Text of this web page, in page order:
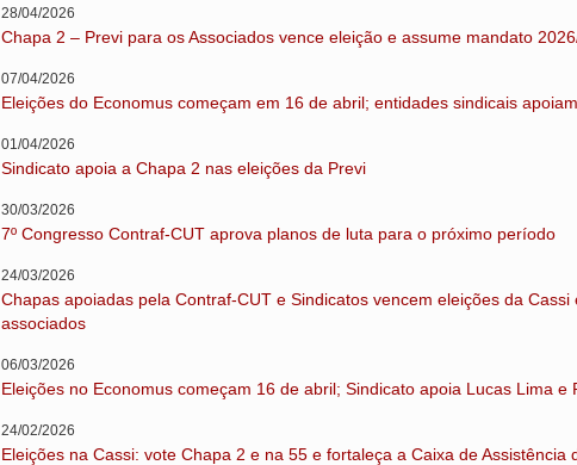
28/04/2026
Chapa 2 – Previ para os Associados vence eleição e assume mandato
07/04/2026
Eleições do Economus começam em 16 de abril; entidades sindicais
01/04/2026
Sindicato apoia a Chapa 2 nas eleições da Previ
30/03/2026
7º Congresso Contraf-CUT aprova planos de luta para o próximo período
24/03/2026
Chapas apoiadas pela Contraf-CUT e Sindicatos vencem eleições da
associados
06/03/2026
Eleições no Economus começam 16 de abril; Sindicato apoia Lucas Lima e
24/02/2026
Eleições na Cassi: vote Chapa 2 e na 55 e fortaleça a Caixa de Assistência